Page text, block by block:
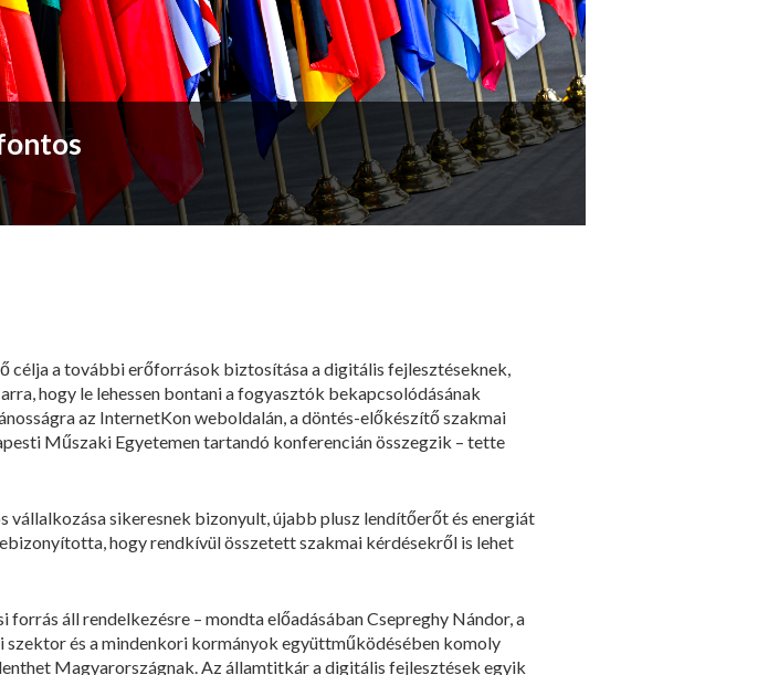
célja a további erőforrások biztosítása a digitális fejlesztéseknek,
hogy le lehessen bontani a fogyasztók bekapcsolódásának
az InternetKon weboldalán, a döntés-előkészítő szakmai
Műszaki Egyetemen tartandó konferencián összegzik – tette
sikeresnek bizonyult, újabb plusz lendítőerőt és energiát
hogy rendkívül összetett szakmai kérdésekről is lehet
áll rendelkezésre – mondta előadásában Csepreghy Nándor, a
és a mindenkori kormányok együttműködésében komoly
Magyarországnak. Az államtitkár a digitális fejlesztések egyik